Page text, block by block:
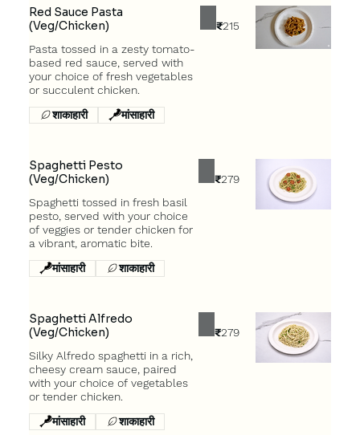
Red Sauce Pasta
(Veg/Chicken)
Pasta tossed in a zesty tomato-
based red sauce, served with
your choice of fresh vegetables
₹215
शाकाहारी मांसाहारी
Spaghetti Pesto
(Veg/Chicken)
Spaghetti tossed in fresh basil
pesto, served with your choice
of veggies or tender chicken for
₹279
मांसाहारी शाकाहारी
Spaghetti Alfredo
(Veg/Chicken)
Silky Alfredo spaghetti in a rich,
cheesy cream sauce, paired
with your choice of vegetables
₹279
मांसाहारी शाकाहारी